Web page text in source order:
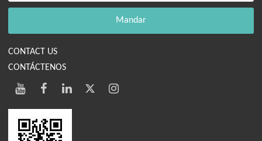
Mandar
CONTACT US
CONTÁCTENOS